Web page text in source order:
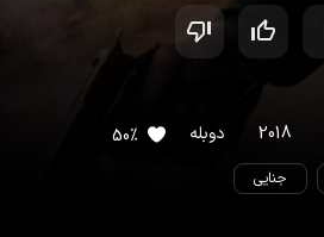
2018 دوبله 50%
جنایی